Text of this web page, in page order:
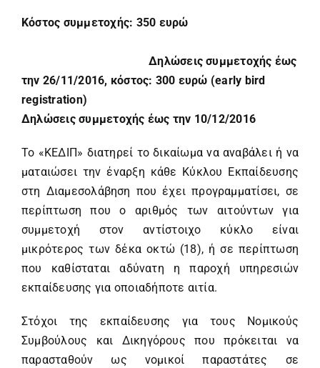
Κόστος συμμετοχής: 350 ευρώ
Δηλώσεις συμμετοχής έως
την 26/11/2016, κόστος: 300 ευρώ (early bird
registration)
Δηλώσεις συμμετοχής έως την 10/12/2016
Το «ΚΕΔΙΠ» διατηρεί το δικαίωμα να αναβάλει ή να
ματαιώσει την έναρξη κάθε Κύκλου Εκπαίδευσης
στη Διαμεσολάβηση που έχει προγραμματίσει, σε
περίπτωση που ο αριθμός των αιτούντων για
συμμετοχή στον αντίστοιχο κύκλο είναι
μικρότερος των δέκα οκτώ (18), ή σε περίπτωση
που καθίσταται αδύνατη η παροχή υπηρεσιών
εκπαίδευσης για οποιαδήποτε αιτία.
Στόχοι της εκπαίδευσης για τους Νομικούς
Συμβούλους και Δικηγόρους που πρόκειται να
παρασταθούν ως νομικοί παραστάτες σε